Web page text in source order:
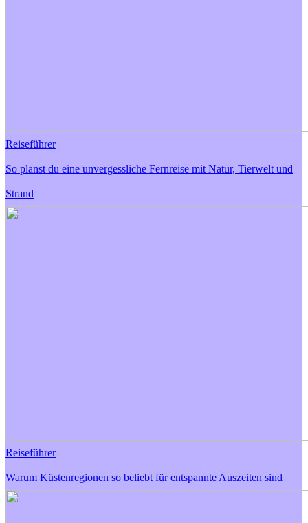
Reiseführer
So planst du eine unvergessliche Fernreise mit Natur, Tierwelt und
Strand
Reiseführer
Warum Küstenregionen so beliebt für entspannte Auszeiten sind